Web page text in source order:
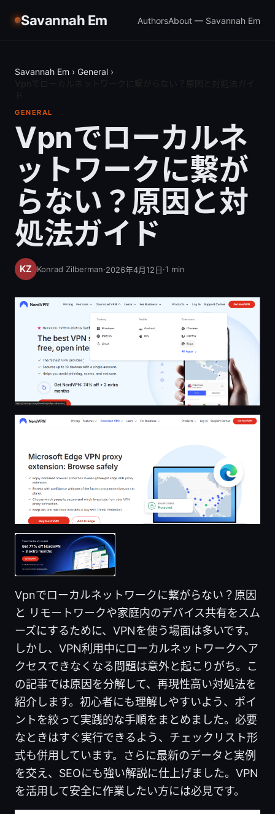
Savannah Em AuthorsAbout — Savannah Em
Savannah Em › General ›
GENERAL
Vpnでローカルネ
ットワークに繋が
らない？原因と対
処法ガイド
Konrad Zilberman·2026年4月12日·1 min
Vpnでローカルネットワークに繋がらない？原因
と リモートワークや家庭内のデバイス共有をスム
ーズにするために、VPNを使う場面は多いです。
しかし、VPN利用中にローカルネットワークへア
クセスできなくなる問題は意外と起こりがち。こ
の記事では原因を分解して、再現性高い対処法を
紹介します。初心者にも理解しやすいよう、ポイ
ントを絞って実践的な手順をまとめました。必要
なときはすぐ実行できるよう、チェックリスト形
式も併用しています。さらに最新のデータと実例
を交え、SEOにも強い解説に仕上げました。VPN
を活用して安全に作業したい方には必見です。